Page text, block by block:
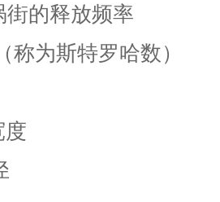
街的释放频率
称为斯特罗哈数）
度